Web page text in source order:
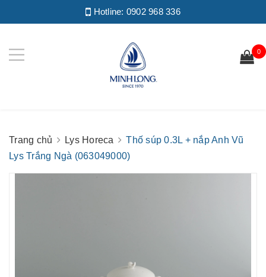
Hotline: 0902 968 336
0
Trang chủ Lys Horeca
Thố súp 0.3L + nắp Anh Vũ
Lys Trắng Ngà (063049000)